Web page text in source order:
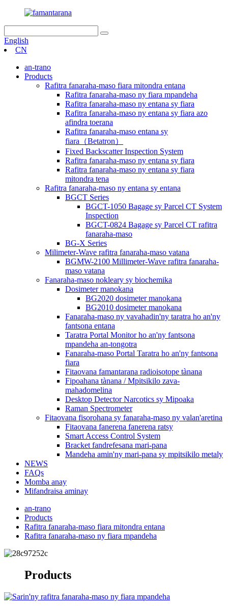
English
CN
an-trano
Products
Rafitra fanaraha-maso fiara mitondra entana
Rafitra fanaraha-maso ny fiara mpandeha
Rafitra fanaraha-maso ny entana sy fiara
Rafitra fanaraha-maso ny entana sy fiara azo
afindra toerana
Rafitra fanaraha-maso entana sy
fiara（Betatron）
Fixed Backscatter Inspection System
Rafitra fanaraha-maso ny entana sy fiara
Rafitra fanaraha-maso ny entana sy fiara
mitondra tena
Rafitra fanaraha-maso ny entana sy entana
BGCT Series
BGCT-1050 Bagage sy Parcel CT System
Inspection
BGCT-0824 Bagage sy Parcel CT rafitra
fanaraha-maso
BG-X Series
Milimeter-Wave rafitra fanaraha-maso vatana
BGMW-2100 Millimeter-Wave rafitra fanaraha-
maso vatana
Fanaraha-maso nokleary sy biochemika
Dosimeter manokana
BG2020 dosimeter manokana
BG2010 dosimeter manokana
Fanaraha-maso ny vavahadin'ny taratra ho an'ny
fantsona entana
Taratra Portal Monitor ho an'ny fantsona
mpandeha an-tongotra
Fanaraha-maso Portal Taratra ho an'ny fantsona
fiara
Fitaovana famantarana radioisotope tànana
Fipoahana tànana / Mpitsikilo zava-
mahadomelina
Desktop Detector Narcotics sy Mipoaka
Raman Spectrometer
Fitaovana fisorohana sy fanaraha-maso ny valan'aretina
Fitaovana fanerena fanerena ratsy
Smart Access Control System
Bracket fandrefesana mari-pana
Mandeha amin'ny mari-pana sy mpitsikilo metaly
NEWS
FAQs
Momba anay
Mifandraisa aminay
an-trano
Products
Rafitra fanaraha-maso fiara mitondra entana
Rafitra fanaraha-maso ny fiara mpandeha
Products